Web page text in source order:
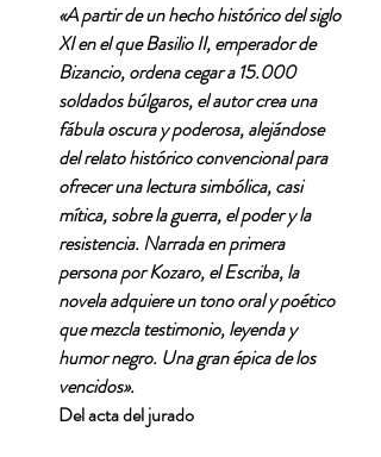
«A partir de un hecho histórico del siglo
XI en el que Basilio II, emperador de
Bizancio, ordena cegar a 15.000
soldados búlgaros, el autor crea una
fábula oscura y poderosa, alejándose
del relato histórico convencional para
ofrecer una lectura simbólica, casi
mítica, sobre la guerra, el poder y la
resistencia. Narrada en primera
persona por Kozaro, el Escriba, la
novela adquiere un tono oral y poético
que mezcla testimonio, leyenda y
humor negro. Una gran épica de los
vencidos».
Del acta del jurado